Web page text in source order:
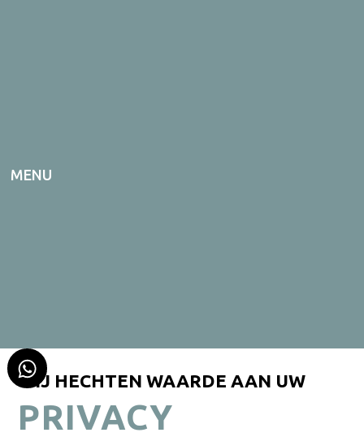
MENU
WIJ HECHTEN WAARDE AAN UW
PRIVACY